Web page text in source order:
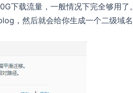
下载流量，一般情况下完全够用了。
，然后就会给你生成一个二级域